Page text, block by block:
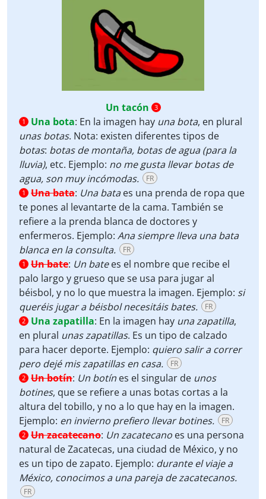
Un tacón
3
1
Una bota: En la imagen hay una bota, en plural
unas botas. Nota: existen diferentes tipos de
botas: botas de montaña, botas de agua (para la
lluvia), etc. Ejemplo: no me gusta llevar botas de
agua, son muy incómodas.
FR
1 Una bata: Una bataes una prenda de ropa que
te pones al levantarte de la cama. También se
refiere a la prenda blanca de doctores y
enfermeros. Ejemplo: Ana siempre lleva una bata
blanca en la consulta.
FR
1 Un bate: Un batees el nombre que recibe el
palo largo y grueso que se usa para jugar al
béisbol, y no lo que muestra la imagen. Ejemplo: si
queréis jugar a béisbol necesitáis bates.
FR
2 Una zapatilla: En la imagen hay una zapatilla,
en plural unas zapatillas. Es un tipo de calzado
para hacer deporte. Ejemplo: quiero salir a correr
pero dejé mis zapatillas en casa.
FR
2 Un botín: Un botín es el singular de unos
botines, que se refiere a unas botas cortas a la
altura del tobillo, y no a lo que hay en la imagen.
Ejemplo: en invierno prefiero llevar botines. FR
2 Un zacatecano: Un zacatecano es una persona
natural de Zacatecas, una ciudad de México, y no
es un tipo de zapato. Ejemplo: durante el viaje a
México, conocimos a una pareja de zacatecanos.
FR